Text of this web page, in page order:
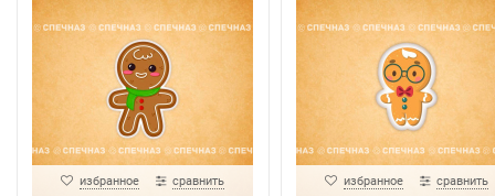
избранное сравнить избранное сравнить